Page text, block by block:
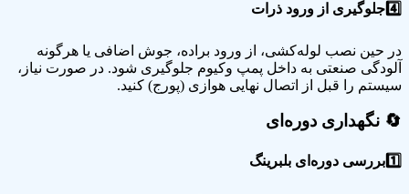
4️⃣ جلوگیری از ورود ذرات
در حین نصب لوله‌کشی، از ورود براده، جوش اضافی یا هرگونه
آلودگی صنعتی به داخل پمپ وکیوم جلوگیری شود. در صورت نیاز،
سیستم را قبل از اتصال نهایی هوازی (پورج) کنید.
🔄 نگهداری دوره‌ای
1️⃣ بررسی دوره‌ای بلبرینگ